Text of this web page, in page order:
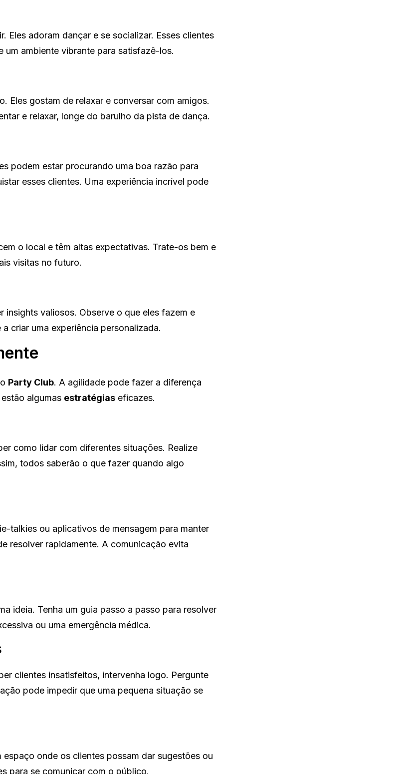
Eles adoram dançar e se socializar. Esses clientes
um ambiente vibrante para satisfazê-los.
Eles gostam de relaxar e conversar com amigos.
e relaxar, longe do barulho da pista de dança.
podem estar procurando uma boa razão para
esses clientes. Uma experiência incrível pode
o local e têm altas expectativas. Trate-os bem e
visitas no futuro.
insights valiosos. Observe o que eles fazem e
criar uma experiência personalizada.
Party Club. A agilidade pode fazer a diferença
algumas estratégias eficazes.
como lidar com diferentes situações. Realize
todos saberão o que fazer quando algo
talkies ou aplicativos de mensagem para manter
resolver rapidamente. A comunicação evita
ideia. Tenha um guia passo a passo para resolver
ou uma emergência médica.
clientes insatisfeitos, intervenha logo. Pergunte
pode impedir que uma pequena situação se
onde os clientes possam dar sugestões ou
para se comunicar com o público.